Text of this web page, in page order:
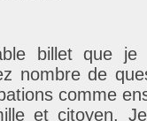
billet que je
nombre de
comme
et citoyen.